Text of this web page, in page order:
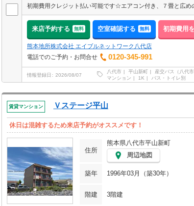
来店予約する 無料 空室確認する 無料 初期費用
熊本地所株式会社 エイブルネットワーク八代店
電話でのご予約・お問合せ
0120-345-991
情報登録日 2026/08/07
八代市 平山新町 産交バス（八代市
マンション
1K バス・トイレ別
賃貸マンション Ｖステージ平山
休日は混雑するため来店予約がオススメです！
住所
熊本県八代市平山新町
周辺地図
築年 1996年03月（築30年）
階建 3階建